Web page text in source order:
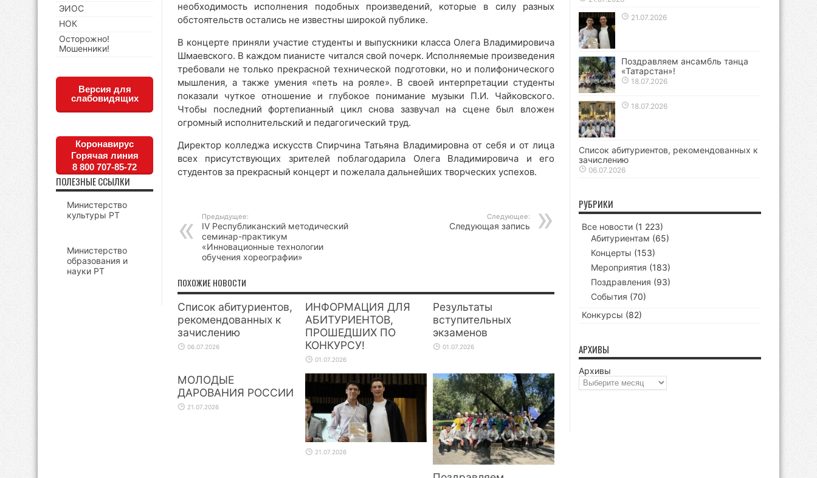
необходимость исполнения подобных произведений, которые в силу разных
обстоятельств остались не известны широкой публике.
В концерте приняли участие студенты и выпускники класса Олега Владимировича
Шмаевского. В каждом пианисте читался свой почерк. Исполняемые произведения
требовали не только прекрасной технической подготовки, но и полифонического
мышления, а также умения «петь на рояле». В своей интерпретации студенты
показали чуткое отношение и глубокое понимание музыки П.И. Чайковского.
Чтобы последний фортепианный цикл снова зазвучал на сцене был вложен
огромный исполнительский и педагогический труд.
Директор колледжа искусств Спирчина Татьяна Владимировна от себя и от лица
всех присутствующих зрителей поблагодарила Олега Владимировича и его
студентов за прекрасный концерт и пожелала дальнейших творческих успехов.
Предыдущее:
IV Республиканский методический
семинар-практикум
«Инновационные технологии
обучения хореографии»
Следующее:
Следующая запись
ПОХОЖИЕ НОВОСТИ
Список абитуриентов,
рекомендованных к
зачислению
06.07.2026
ИНФОРМАЦИЯ ДЛЯ
АБИТУРИЕНТОВ,
ПРОШЕДШИХ ПО
КОНКУРСУ!
01.07.2026
Результаты
вступительных
экзаменов
01.07.2026
МОЛОДЫЕ
ДАРОВАНИЯ РОССИИ
21.07.2026
21.07.2026
ЭИОС
НОК
Осторожно!
Мошенники!
Версия для
слабовидящих
Коронавирус
Горячая линия
8 800 707-85-72
ПОЛЕЗНЫЕ ССЫЛКИ
Министерство
культуры РТ
Министерство
образования и
науки РТ
21.07.2026
Поздравляем ансамбль танца
«Татарстан»!
18.07.2026
18.07.2026
Список абитуриентов, рекомендованных к
зачислению
06.07.2026
РУБРИКИ
Все новости (1 223)
Абитуриентам (65)
Концерты (153)
Мероприятия (183)
Поздравления (93)
События (70)
Конкурсы (82)
АРХИВЫ
Архивы